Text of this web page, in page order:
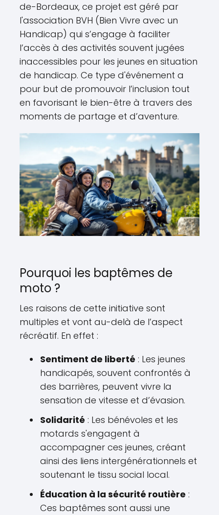
de-Bordeaux, ce projet est géré par
l'association BVH (Bien Vivre avec un
Handicap) qui s’engage à faciliter
l’accès à des activités souvent jugées
inaccessibles pour les jeunes en situation
de handicap. Ce type d'événement a
pour but de promouvoir l’inclusion tout
en favorisant le bien-être à travers des
moments de partage et d’aventure.
Pourquoi les baptêmes de
moto ?
Les raisons de cette initiative sont
multiples et vont au-delà de l’aspect
récréatif. En effet :
Sentiment de liberté : Les jeunes
handicapés, souvent confrontés à
des barrières, peuvent vivre la
sensation de vitesse et d’évasion.
Solidarité : Les bénévoles et les
motards s'engagent à
accompagner ces jeunes, créant
ainsi des liens intergénérationnels et
soutenant le tissu social local.
Éducation à la sécurité routière :
Ces baptêmes sont aussi une